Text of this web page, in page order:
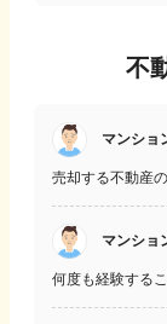
不
マンショ
マンショ